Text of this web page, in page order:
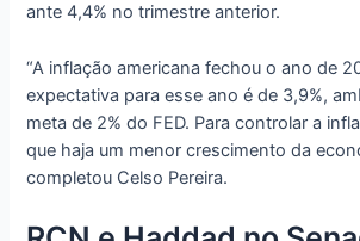
ante 4,4% no trimestre anterior.
“A inflação americana fechou o ano de
expectativa para esse ano é de 3,9%,
meta de 2% do FED. Para controlar a
que haja um menor crescimento da
completou Celso Pereira.